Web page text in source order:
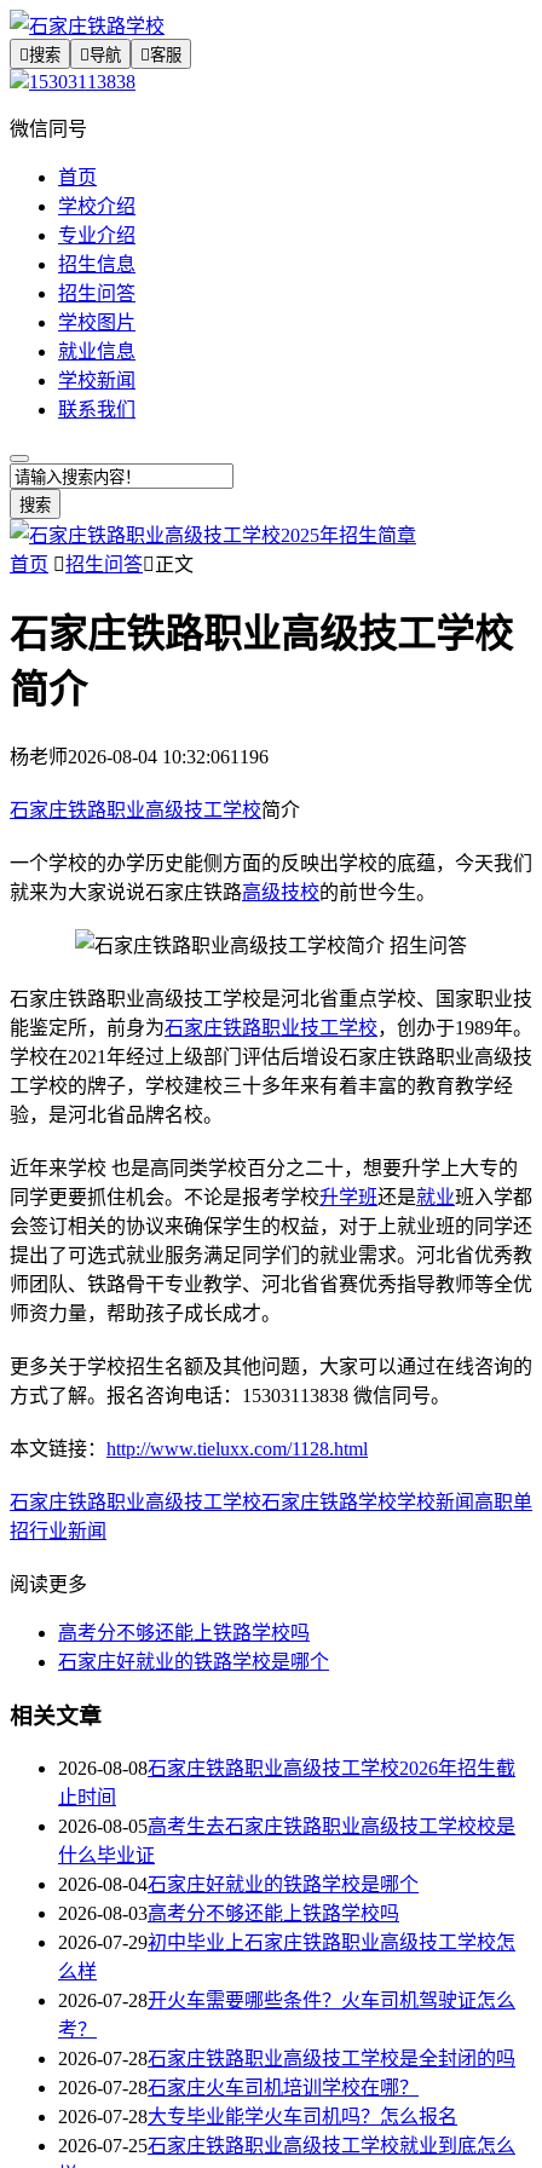
搜索 导航 客服
15303113838
微信同号
首页
学校介绍
专业介绍
招生信息
招生问答
学校图片
就业信息
学校新闻
联系我们
搜索
首页 招生问答正文
石家庄铁路职业高级技工学校
简介
杨老师2026-08-04 10:32:061196
石家庄铁路职业高级技工学校简介
一个学校的办学历史能侧方面的反映出学校的底蕴，今天我们
就来为大家说说石家庄铁路高级技校的前世今生。
石家庄铁路职业高级技工学校是河北省重点学校、国家职业技
能鉴定所，前身为石家庄铁路职业技工学校，创办于1989年。
学校在2021年经过上级部门评估后增设石家庄铁路职业高级技
工学校的牌子，学校建校三十多年来有着丰富的教育教学经
验，是河北省品牌名校。
近年来学校 也是高同类学校百分之二十，想要升学上大专的
同学更要抓住机会。不论是报考学校升学班还是就业班入学都
会签订相关的协议来确保学生的权益，对于上就业班的同学还
提出了可选式就业服务满足同学们的就业需求。河北省优秀教
师团队、铁路骨干专业教学、河北省省赛优秀指导教师等全优
师资力量，帮助孩子成长成才。
更多关于学校招生名额及其他问题，大家可以通过在线咨询的
方式了解。报名咨询电话：15303113838 微信同号。
本文链接： http://www.tieluxx.com/1128.html
石家庄铁路职业高级技工学校石家庄铁路学校学校新闻 高职单
招行业新闻
阅读更多
高考分不够还能上铁路学校吗
石家庄好就业的铁路学校是哪个
相关文章
2026-08-08石家庄铁路职业高级技工学校2026年招生截
止时间
2026-08-05高考生去石家庄铁路职业高级技工学校校是
什么毕业证
2026-08-04石家庄好就业的铁路学校是哪个
2026-08-03高考分不够还能上铁路学校吗
2026-07-29初中毕业上石家庄铁路职业高级技工学校怎
么样
2026-07-28开火车需要哪些条件？火车司机驾驶证怎么
考？
2026-07-28石家庄铁路职业高级技工学校是全封闭的吗
2026-07-28石家庄火车司机培训学校在哪？
2026-07-28大专毕业能学火车司机吗？怎么报名
2026-07-25石家庄铁路职业高级技工学校就业到底怎么